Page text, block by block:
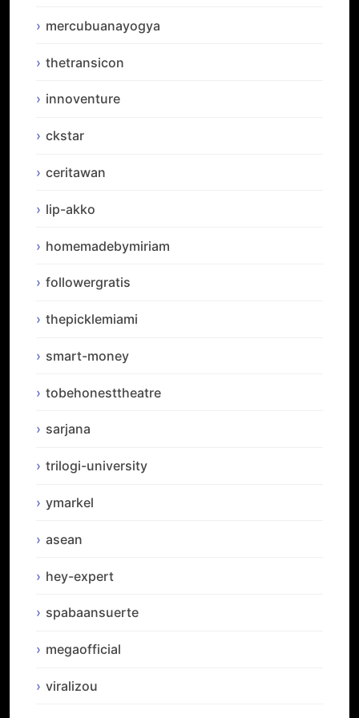
mercubuanayogya
thetransicon
innoventure
ckstar
ceritawan
lip-akko
homemadebymiriam
followergratis
thepicklemiami
smart-money
tobehonesttheatre
sarjana
trilogi-university
ymarkel
asean
hey-expert
spabaansuerte
megaofficial
viralizou